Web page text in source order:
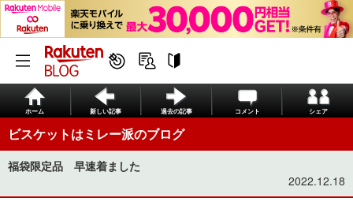
ホーム 新しい記事 過去の記事 コメント シェア
ビスケットはミレー派のブログ
福袋限定品 早速着ました
2022.12.18